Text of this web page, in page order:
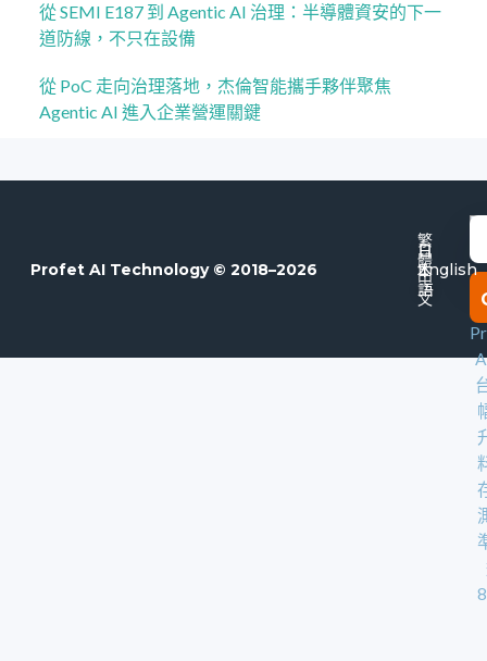
從 SEMI E187 到 Agentic AI 治理：半導體資安的下一
道防線，不只在設備​
從 PoC 走向治理落地，杰倫智能攜手夥伴聚焦
Agentic AI 進入企業營運關鍵
English
繁
體
中
文
日
本
語
Profet AI Technology © 2018–2026